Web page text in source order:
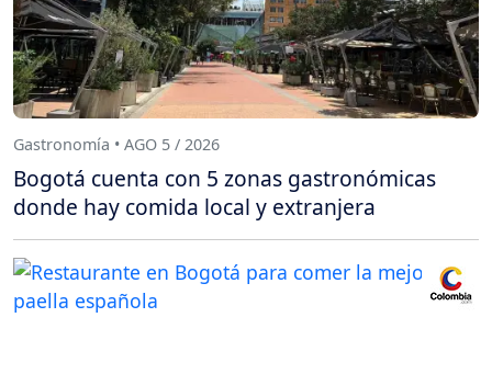
Gastronomía • AGO 5 / 2026
Bogotá cuenta con 5 zonas gastronómicas
donde hay comida local y extranjera